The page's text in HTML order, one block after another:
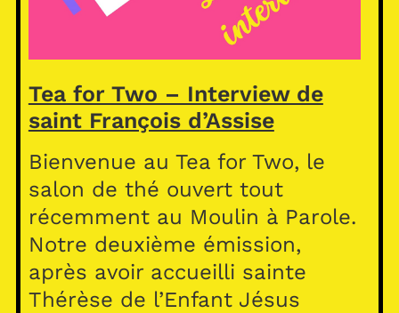
Tea for Two – Interview de
saint François d’Assise
Bienvenue au Tea for Two, le
salon de thé ouvert tout
récemment au Moulin à Parole.
Notre deuxième émission,
après avoir accueilli sainte
Thérèse de l’Enfant Jésus